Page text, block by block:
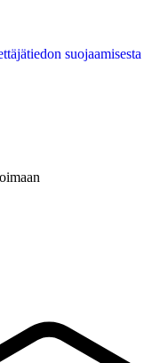
suojaamisesta